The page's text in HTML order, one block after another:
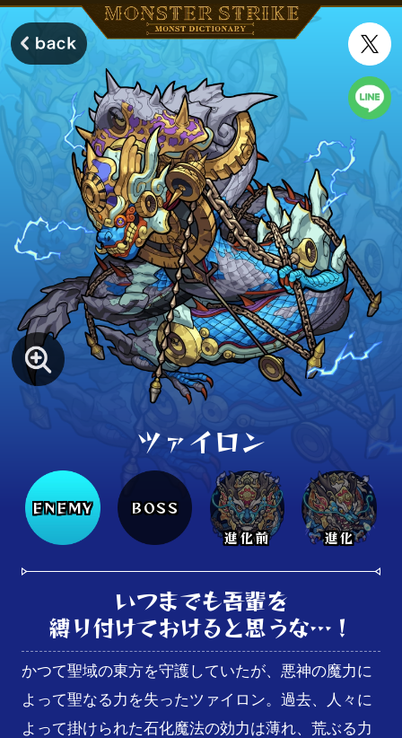
ツァイロン
ENEMY
BOSS
進化前
進化
いつまでも吾輩を
縛り付けておけると思うな…！
かつて聖域の東方を守護していたが、悪神の魔力に
よって聖なる力を失ったツァイロン。過去、人々に
よって掛けられた石化魔法の効力は薄れ、荒ぶる力